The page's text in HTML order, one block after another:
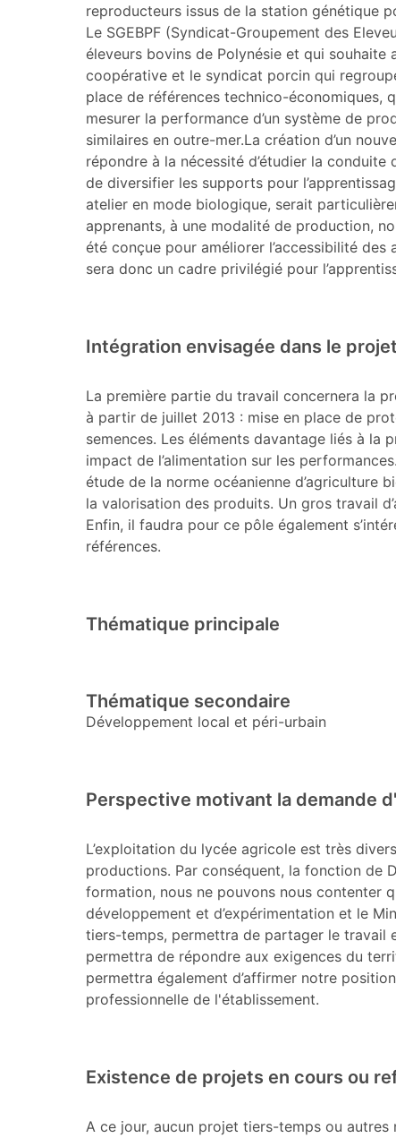
reproducteurs issus de la station génétique
Le SGEBPF (Syndicat-Groupement des
éleveurs bovins de Polynésie et qui
coopérative et le syndicat porcin qui
place de références technico-économiques,
mesurer la performance d’un système de
similaires en outre-mer.La création d’un
répondre à la nécessité d’étudier la conduite
de diversifier les supports pour
atelier en mode biologique, serait
apprenants, à une modalité de production,
été conçue pour améliorer l’accessibilité
sera donc un cadre privilégié pour
Intégration envisagée dans le
La première partie du travail concernera la
à partir de juillet 2013 : mise en place de
semences. Les éléments davantage liés à la
impact de l’alimentation sur les
étude de la norme océanienne d’agriculture
la valorisation des produits. Un gros travail
Enfin, il faudra pour ce pôle également
références.
Thématique principale
Thématique secondaire
Développement local et péri-urbain
Perspective motivant la demande
L’exploitation du lycée agricole est très
productions. Par conséquent, la fonction de
formation, nous ne pouvons nous contenter
développement et d’expérimentation et le
tiers-temps, permettra de partager le travail
permettra de répondre aux exigences du
permettra également d’affirmer notre
professionnelle de l'établissement.
Existence de projets en cours ou
A ce jour, aucun projet tiers-temps ou autres